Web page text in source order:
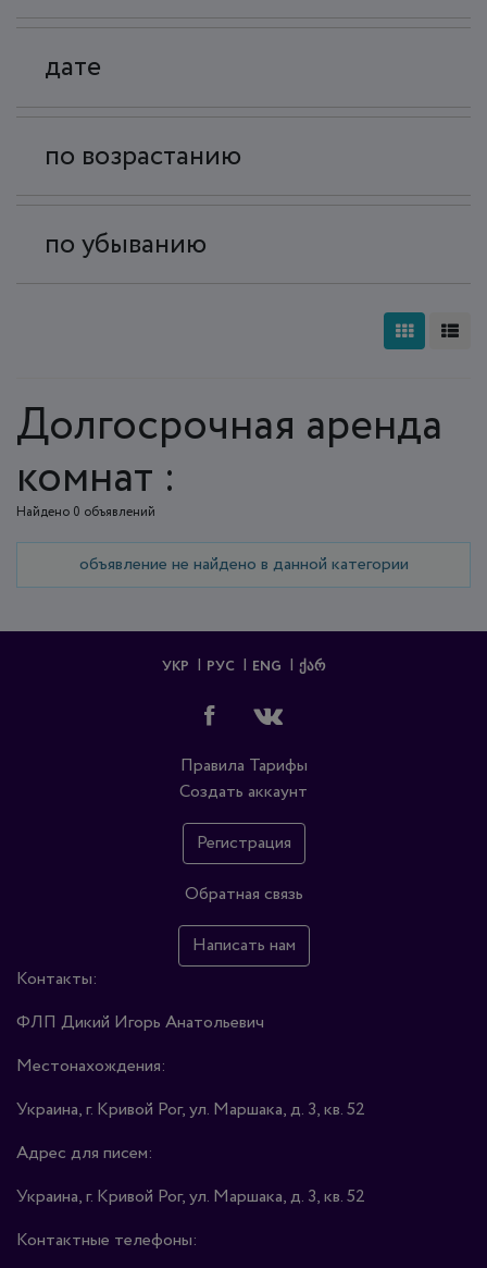
дате
по возрастанию
по убыванию
Долгосрочная аренда
комнат :
Найдено 0 объявлений
объявление не найдено в данной категории
УКР РУС ENG ᲥᲐᲠ
Правила Тарифы
Создать аккаунт
Регистрация
Обратная связь
Написать нам
Контакты:
ФЛП Дикий Игорь Анатольевич
Местонахождения:
Украина, г. Кривой Рог, ул. Маршака, д. 3, кв. 52
Адрес для писем:
Украина, г. Кривой Рог, ул. Маршака, д. 3, кв. 52
Контактные телефоны: